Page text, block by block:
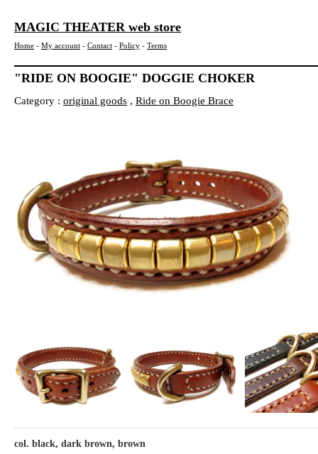
MAGIC THEATER web store
Home - My account - Contact - Policy - Terms
"RIDE ON BOOGIE" DOGGIE CHOKER
Category : original goods , Ride on Boogie Brace
col. black, dark brown, brown